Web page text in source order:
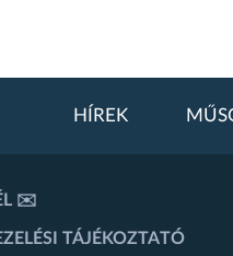
HÍREK
✉️
TÁJÉKOZTATÓ